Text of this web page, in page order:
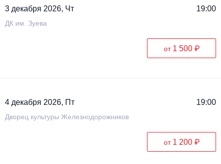
3 декабря 2026, Чт 19:00
ДК им. Зуева
от 1 500 ₽
4 декабря 2026, Пт 19:00
Дворец культуры Железнодорожников
от 1 200 ₽